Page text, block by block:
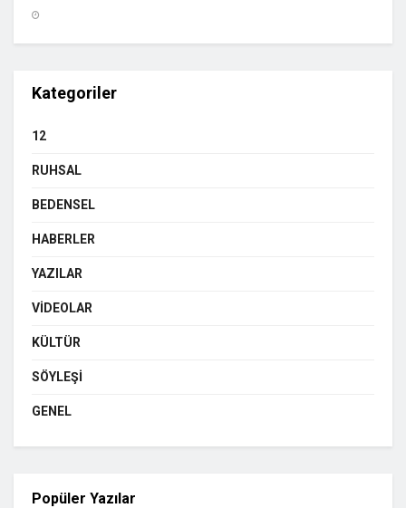
Kategoriler
12
RUHSAL
BEDENSEL
HABERLER
YAZILAR
VIDEOLAR
KÜLTÜR
SÖYLEŞI
GENEL
Popüler Yazılar